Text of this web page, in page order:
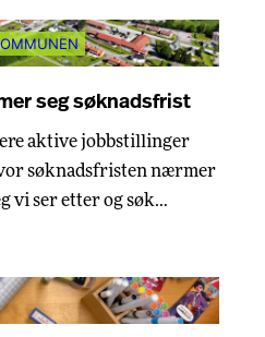
seg søknadsfrist
aktive jobbstillinger
søknadsfristen nærmer
vi ser etter og søk…